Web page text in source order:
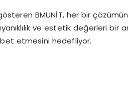
BMUNİT, her bir
ve estetik değerleri bir
etmesini hedefliyor.